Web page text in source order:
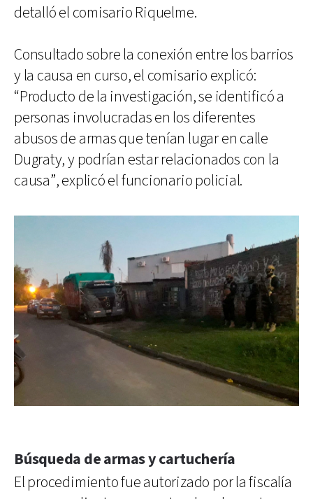
detalló el comisario Riquelme.
Consultado sobre la conexión entre los barrios
y la causa en curso, el comisario explicó:
“Producto de la investigación, se identificó a
personas involucradas en los diferentes
abusos de armas que tenían lugar en calle
Dugraty, y podrían estar relacionados con la
causa”, explicó el funcionario policial.
Búsqueda de armas y cartuchería
El procedimiento fue autorizado por la fiscalía